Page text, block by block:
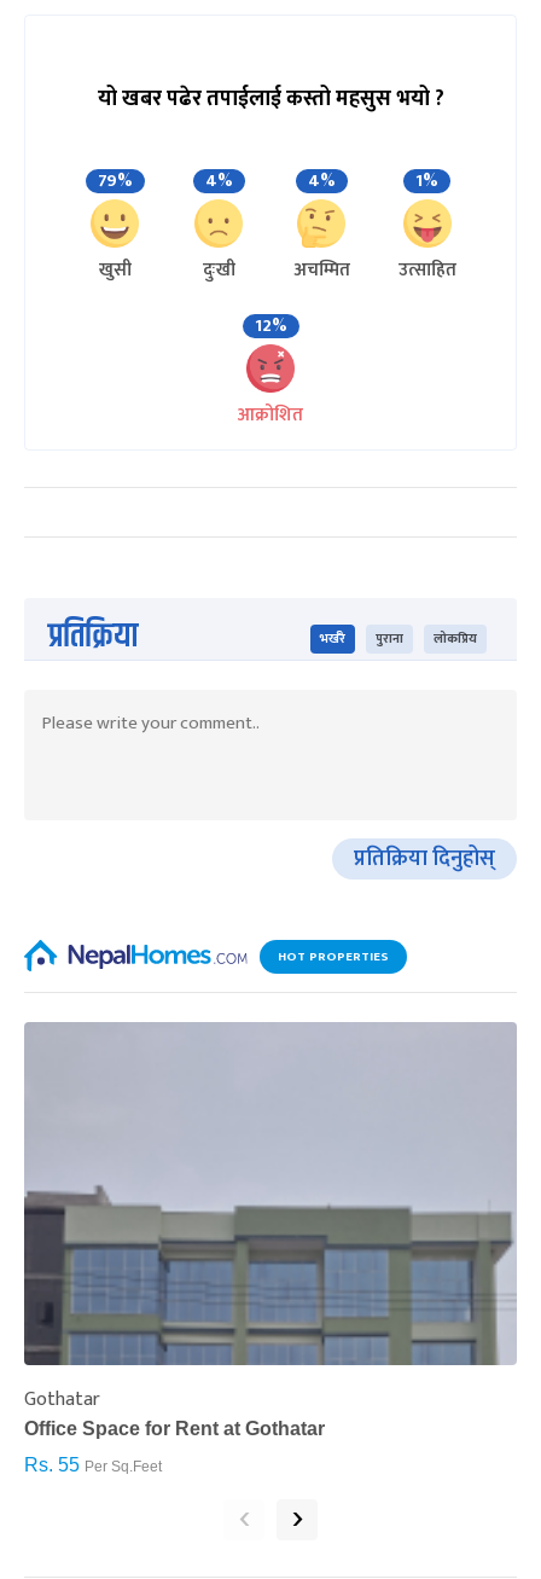
यो खबर पढेर तपाईलाई कस्तो महसुस भयो ?
79%
खुसी
4%
दुःखी
4%
अचम्मित
1%
उत्साहित
12%
आक्रोशित
प्रतिक्रिया भर्खरै पुराना लोकप्रिय
प्रतिक्रिया दिनुहोस्
HOT PROPERTIES
Gothatar
Office Space for Rent at Gothatar
Rs. 55 Per Sq.Feet
‹ ›